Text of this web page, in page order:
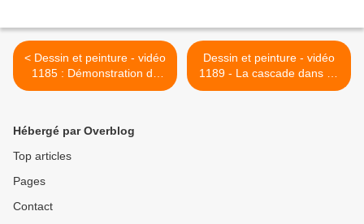
< Dessin et peinture - vidéo
1185 : Démonstration de
peinture à l'huile - L'étalon
Dessin et peinture - vidéo
1189 - La cascade dans un
paysage brumeux, à la
Hébergé par Overblog
Top articles
Pages
Contact